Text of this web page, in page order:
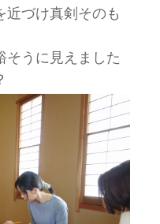
近づけ真剣そのも
そうに見えました